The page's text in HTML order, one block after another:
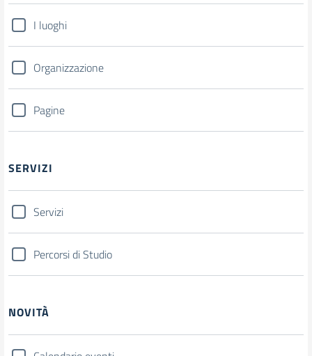
I luoghi
Organizzazione
Pagine
SERVIZI
Servizi
Percorsi di Studio
NOVITÀ